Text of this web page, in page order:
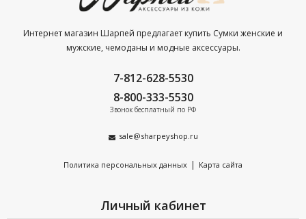
Интернет магазин Шарпей предлагает купить Сумки женские и
мужские, чемоданы и модные аксессуары.
7-812-628-5530
8-800-333-5530
Звонок бесплатный по РФ
sale@sharpeyshop.ru
Политика персональных данных | Карта сайта
Личный кабинет